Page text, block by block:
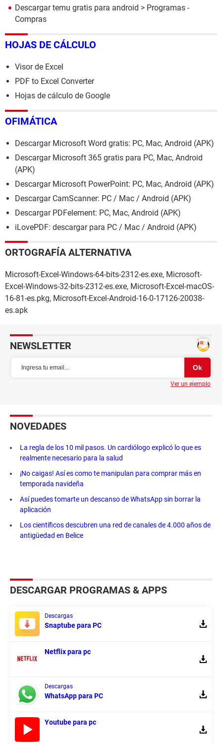
Descargar temu gratis para android > Programas -
Compras
HOJAS DE CÁLCULO
Visor de Excel
PDF to Excel Converter
Hojas de cálculo de Google
OFIMÁTICA
Descargar Microsoft Word gratis: PC, Mac, Android (APK)
Descargar Microsoft 365 gratis para PC, Mac, Android
(APK)
Descargar Microsoft PowerPoint: PC, Mac, Android (APK)
Descargar CamScanner: PC / Mac / Android (APK)
Descargar PDFelement: PC, Mac, Android (APK)
iLovePDF: descargar para PC / Mac / Android (APK)
ORTOGRAFÍA ALTERNATIVA
Microsoft-Excel-Windows-64-bits-2312-es.exe, Microsoft-
Excel-Windows-32-bits-2312-es.exe, Microsoft-Excel-macOS-
16-81-es.pkg, Microsoft-Excel-Android-16-0-17126-20038-
es.apk
NEWSLETTER
Ver un ejemplo
NOVEDADES
La regla de los 10 mil pasos. Un cardiólogo explicó lo que es
realmente necesario para la salud
¡No caigas! Así es como te manipulan para comprar más en
temporada navideña
Así puedes tomarte un descanso de WhatsApp sin borrar la
aplicación
Los científicos descubren una red de canales de 4.000 años de
antigüedad en Belice
DESCARGAR PROGRAMAS & APPS
Descargas
Snaptube para PC
Netflix para pc
Descargas
WhatsApp para PC
Youtube para pc